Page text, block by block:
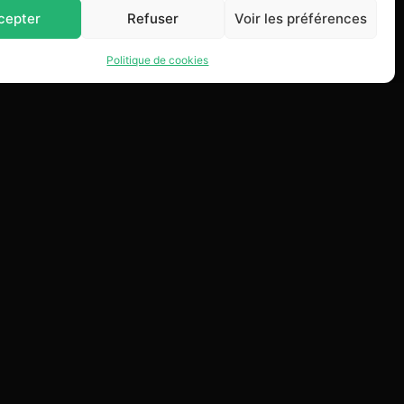
Refuser Voir les préférences
Politique de cookies